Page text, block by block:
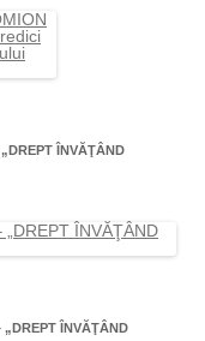
ÎNVĂŢÂND
ÎNVĂŢÂND